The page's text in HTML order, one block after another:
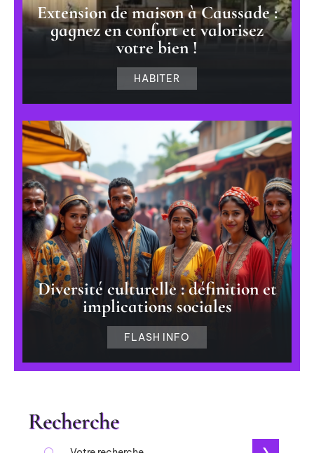
Extension de maison à Caussade :
gagnez en confort et valorisez
votre bien !
HABITER
Diversité culturelle : définition et
implications sociales
FLASH INFO
Recherche